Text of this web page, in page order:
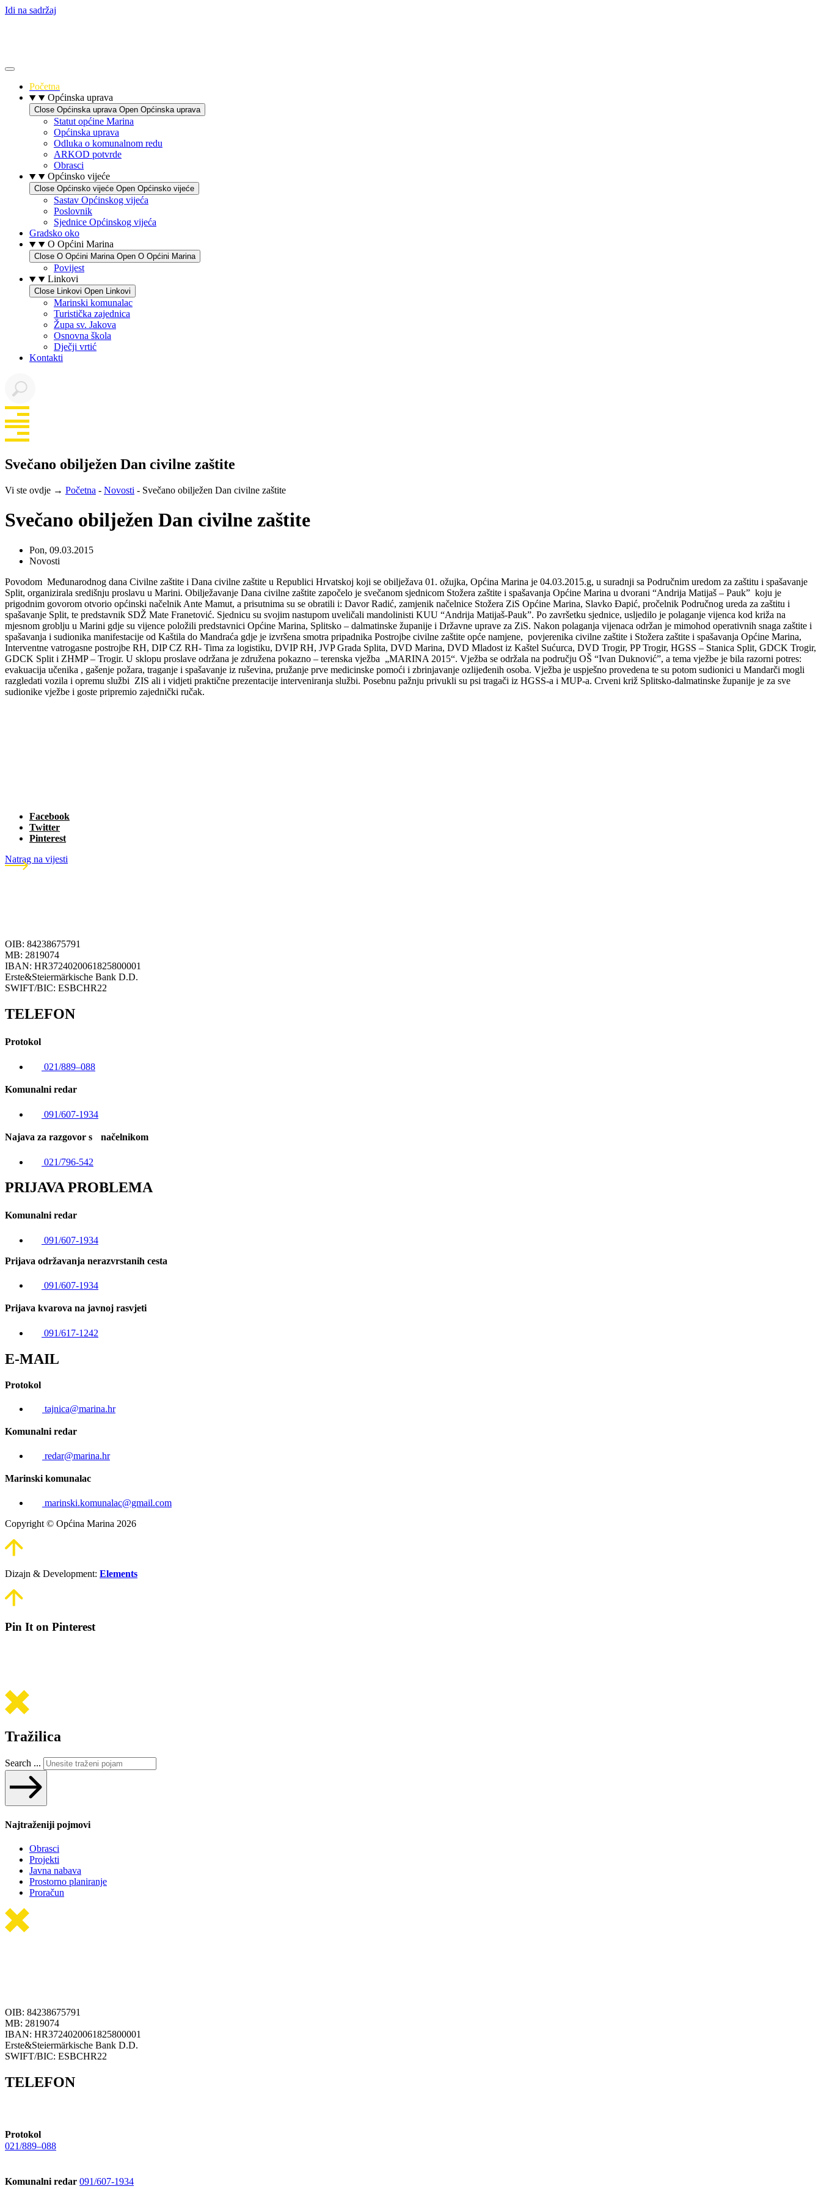
Idi na sadržaj
Početna
Općinska uprava
Close Općinska uprava Open Općinska uprava
Statut općine Marina
Općinska uprava
Odluka o komunalnom redu
ARKOD potvrde
Obrasci
Općinsko vijeće
Close Općinsko vijeće Open Općinsko vijeće
Sastav Općinskog vijeća
Poslovnik
Sjednice Općinskog vijeća
Gradsko oko
O Općini Marina
Close O Općini Marina Open O Općini Marina
Povijest
Linkovi
Close Linkovi Open Linkovi
Marinski komunalac
Turistička zajednica
Župa sv. Jakova
Osnovna škola
Dječji vrtić
Kontakti
Svečano obilježen Dan civilne zaštite
Vi ste ovdje → Početna - Novosti - Svečano obilježen Dan civilne zaštite
Svečano obilježen Dan civilne zaštite
Pon, 09.03.2015
Novosti
Povodom Međunarodnog dana Civilne zaštite i Dana civilne zaštite u Republici Hrvatskoj koji se obilježava 01. ožujka, Općina Marina je 04.03.2015.g, u suradnji sa Područnim uredom za zaštitu i spašavanje
Split, organizirala središnju proslavu u Marini. Obilježavanje Dana civilne zaštite započelo je svečanom sjednicom Stožera zaštite i spašavanja Općine Marina u dvorani “Andrija Matijaš – Pauk” koju je
prigodnim govorom otvorio općinski načelnik Ante Mamut, a prisutnima su se obratili i: Davor Radić, zamjenik načelnice Stožera ZiS Općine Marina, Slavko Đapić, pročelnik Područnog ureda za zaštitu i
spašavanje Split, te predstavnik SDŽ Mate Franetović. Sjednicu su svojim nastupom uveličali mandolinisti KUU “Andrija Matijaš-Pauk”. Po završetku sjednice, usljedilo je polaganje vijenca kod križa na
mjesnom groblju u Marini gdje su vijence položili predstavnici Općine Marina, Splitsko – dalmatinske županije i Državne uprave za ZiS. Nakon polaganja vijenaca održan je mimohod operativnih snaga zaštite i
spašavanja i sudionika manifestacije od Kaštila do Mandraća gdje je izvršena smotra pripadnika Postrojbe civilne zaštite opće namjene, povjerenika civilne zaštite i Stožera zaštite i spašavanja Općine Marina,
Interventne vatrogasne postrojbe RH, DIPCZ RH- Tima za logistiku, DVIP RH, JVP Grada Splita, DVD Marina, DVD Mladost iz Kaštel Sućurca, DVD Trogir, PP Trogir, HGSS – Stanica Split, GDCK Trogir,
GDCK Split i ZHMP – Trogir. U sklopu proslave održana je združena pokazno – terenska vježba „MARINA 2015“. Vježba se održala na području OŠ “Ivan Duknović”, a tema vježbe je bila razorni potres:
evakuacija učenika , gašenje požara, traganje i spašavanje iz ruševina, pružanje prve medicinske pomoći i zbrinjavanje ozlijeđenih osoba. Vježba je uspješno provedena te su potom sudionici u Mandarči mogli
razgledati vozila i opremu službi ZIS ali i vidjeti praktične prezentacije interveniranja službi. Posebnu pažnju privukli su psi tragači iz HGSS-a i MUP-a. Crveni križ Splitsko-dalmatinske županije je za sve
sudionike vježbe i goste pripremio zajednički ručak.
Facebook
Twitter
Pinterest
Natrag na vijesti
OIB: 84238675791
MB: 2819074
IBAN: HR3724020061825800001
Erste&Steiermärkische Bank D.D.
SWIFT/BIC: ESBCHR22
TELEFON
Protokol
021/889–088
Komunalni redar
091/607-1934
Najava za razgovor s načelnikom
021/796-542
PRIJAVA PROBLEMA
Komunalni redar
091/607-1934
Prijava održavanja nerazvrstanih cesta
091/607-1934
Prijava kvarova na javnoj rasvjeti
091/617-1242
E-MAIL
Protokol
tajnica@marina.hr
Komunalni redar
redar@marina.hr
Marinski komunalac
marinski.komunalac@gmail.com
Copyright © Općina Marina 2026
Dizajn & Development: Elements
Pin It on Pinterest
Tražilica
Search ...
Najtraženiji pojmovi
Obrasci
Projekti
Javna nabava
Prostorno planiranje
Proračun
OIB: 84238675791
MB: 2819074
IBAN: HR3724020061825800001
Erste&Steiermärkische Bank D.D.
SWIFT/BIC: ESBCHR22
TELEFON
Protokol
021/889–088
Komunalni redar 091/607-1934